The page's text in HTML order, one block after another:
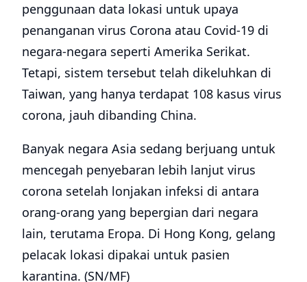
penggunaan data lokasi untuk upaya
penanganan virus Corona atau Covid-19 di
negara-negara seperti Amerika Serikat.
Tetapi, sistem tersebut telah dikeluhkan di
Taiwan, yang hanya terdapat 108 kasus virus
corona, jauh dibanding China.
Banyak negara Asia sedang berjuang untuk
mencegah penyebaran lebih lanjut virus
corona setelah lonjakan infeksi di antara
orang-orang yang bepergian dari negara
lain, terutama Eropa. Di Hong Kong, gelang
pelacak lokasi dipakai untuk pasien
karantina. (SN/MF)